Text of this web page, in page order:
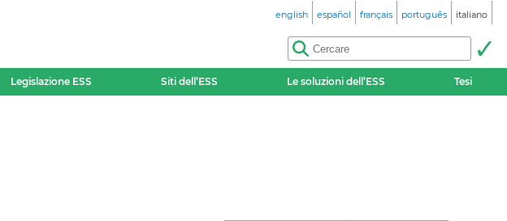
english español français português italiano
Legislazione ESS Siti dell’ESS Le soluzioni dell’ESS Tesi